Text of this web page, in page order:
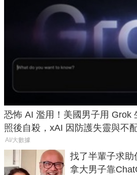
恐怖 AI 濫用！美國男子用 Grok
照後自殺，xAI 因防護失靈與不
AI/大數據
找了半輩子求助
拿大男子靠